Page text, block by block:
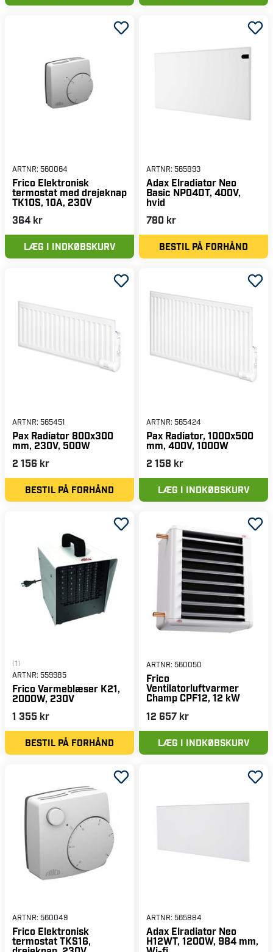
ARTNR: 560064
Frico Elektronisk
termostat med drejeknap
TK10S, 10A, 230V
364 kr
LÆG I INDKØBSKURV
ARTNR: 565893
Adax Elradiator Neo
Basic NP04DT, 400V,
hvid
780 kr
BESTIL PÅ FORHÅND
ARTNR: 565451
Pax Radiator 800x300
mm, 230V, 500W
2 156 kr
BESTIL PÅ FORHÅND
ARTNR: 565424
Pax Radiator, 1000x500
mm, 400V, 1000W
2 158 kr
LÆG I INDKØBSKURV
(1)
ARTNR: 559985
Frico Varmeblæser K21,
2000W, 230V
1 355 kr
BESTIL PÅ FORHÅND
ARTNR: 560050
Frico
Ventilatorluftvarmer
Champ CPF12, 12 kW
12 657 kr
LÆG I INDKØBSKURV
ARTNR: 560049
Frico Elektronisk
termostat TKS16,
ARTNR: 565884
Adax Elradiator Neo
H12WT, 1200W, 984 mm,